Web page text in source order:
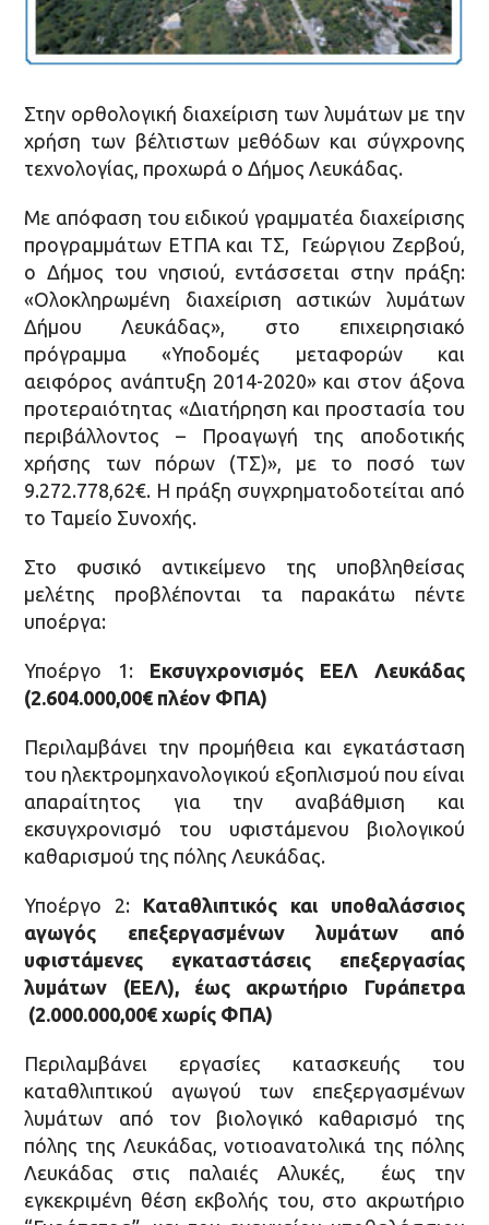
Στην ορθολογική διαχείριση των λυμάτων με την
χρήση των βέλτιστων μεθόδων και σύγχρονης
τεχνολογίας, προχωρά ο Δήμος Λευκάδας.
Με απόφαση του ειδικού γραμματέα διαχείρισης
προγραμμάτων ΕΤΠΑ και ΤΣ, Γεώργιου Ζερβού,
ο Δήμος του νησιού, εντάσσεται στην πράξη:
«Ολοκληρωμένη διαχείριση αστικών λυμάτων
Δήμου Λευκάδας», στο επιχειρησιακό
πρόγραμμα «Υποδομές μεταφορών και
αειφόρος ανάπτυξη 2014-2020» και στον άξονα
προτεραιότητας «Διατήρηση και προστασία του
περιβάλλοντος – Προαγωγή της αποδοτικής
χρήσης των πόρων (ΤΣ)», με το ποσό των
9.272.778,62€. Η πράξη συγχρηματοδοτείται από
το Ταμείο Συνοχής.
Στο φυσικό αντικείμενο της υποβληθείσας
μελέτης προβλέπονται τα παρακάτω πέντε
υποέργα:
Υποέργο 1: Εκσυγχρονισμός ΕΕΛ Λευκάδας
(2.604.000,00€ πλέον ΦΠΑ)
Περιλαμβάνει την προμήθεια και εγκατάσταση
του ηλεκτρομηχανολογικού εξοπλισμού που είναι
απαραίτητος για την αναβάθμιση και
εκσυγχρονισμό του υφιστάμενου βιολογικού
καθαρισμού της πόλης Λευκάδας.
Υποέργο 2: Καταθλιπτικός και υποθαλάσσιος
αγωγός επεξεργασμένων λυμάτων από
υφιστάμενες εγκαταστάσεις επεξεργασίας
λυμάτων (ΕΕΛ), έως ακρωτήριο Γυράπετρα
(2.000.000,00€ χωρίς ΦΠΑ)
Περιλαμβάνει εργασίες κατασκευής του
καταθλιπτικού αγωγού των επεξεργασμένων
λυμάτων από τον βιολογικό καθαρισμό της
πόλης της Λευκάδας, νοτιοανατολικά της πόλης
Λευκάδας στις παλαιές Αλυκές, έως την
εγκεκριμένη θέση εκβολής του, στο ακρωτήριο